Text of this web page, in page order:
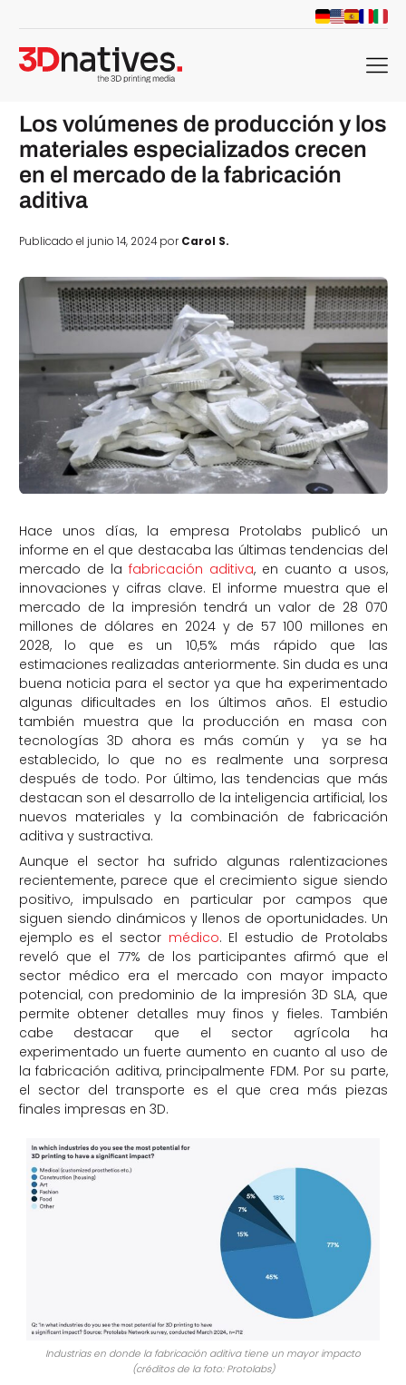
menu
Los volúmenes de producción y los
materiales especializados crecen
en el mercado de la fabricación
aditiva
Publicado el junio 14, 2024 porCarol S.
Hace unos días, la empresa Protolabs publicó un
informe en el que destacaba las últimas tendencias del
mercado de la fabricación aditiva, en cuanto a usos,
innovaciones y cifras clave. El informe muestra que el
mercado de la impresión tendrá un valor de 28 070
millones de dólares en 2024 y de 57 100 millones en
2028, lo que es un 10,5% más rápido que las
estimaciones realizadas anteriormente. Sin duda es una
buena noticia para el sector ya que ha experimentado
algunas dificultades en los últimos años. El estudio
también muestra que la producción en masa con
tecnologías 3D ahora es más común y ya se ha
establecido, lo que no es realmente una sorpresa
después de todo. Por último, las tendencias que más
destacan son el desarrollo de la inteligencia artificial, los
nuevos materiales y la combinación de fabricación
aditiva y sustractiva.
Aunque el sector ha sufrido algunas ralentizaciones
recientemente, parece que el crecimiento sigue siendo
positivo, impulsado en particular por campos que
siguen siendo dinámicos y llenos de oportunidades. Un
ejemplo es el sector médico. El estudio de Protolabs
reveló que el 77% de los participantes afirmó que el
sector médico era el mercado con mayor impacto
potencial, con predominio de la impresión 3D SLA, que
permite obtener detalles muy finos y fieles. También
cabe destacar que el sector agrícola ha
experimentado un fuerte aumento en cuanto al uso de
la fabricación aditiva, principalmente FDM. Por su parte,
el sector del transporte es el que crea más piezas
finales impresas en 3D.
Industrias en donde la fabricación aditiva tiene un mayor impacto
(créditos de la foto: Protolabs)